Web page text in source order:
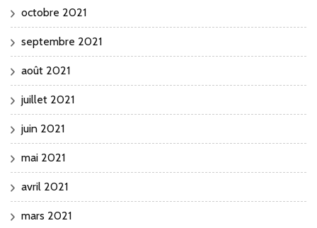
octobre 2021
septembre 2021
août 2021
juillet 2021
juin 2021
mai 2021
avril 2021
mars 2021